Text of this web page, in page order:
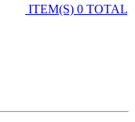
ITEM(S) 0 TOTAL